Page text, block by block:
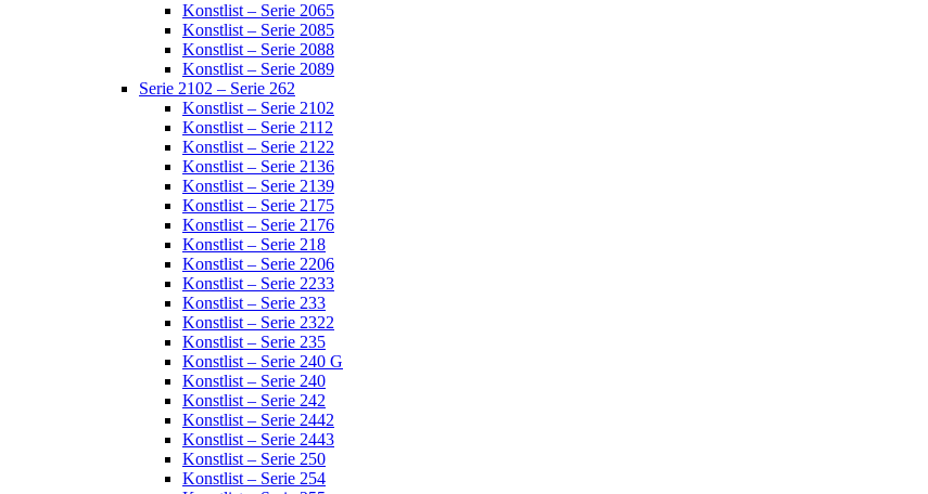
Konstlist – Serie 2065
Konstlist – Serie 2085
Konstlist – Serie 2088
Konstlist – Serie 2089
Serie 2102 – Serie 262
Konstlist – Serie 2102
Konstlist – Serie 2112
Konstlist – Serie 2122
Konstlist – Serie 2136
Konstlist – Serie 2139
Konstlist – Serie 2175
Konstlist – Serie 2176
Konstlist – Serie 218
Konstlist – Serie 2206
Konstlist – Serie 2233
Konstlist – Serie 233
Konstlist – Serie 2322
Konstlist – Serie 235
Konstlist – Serie 240 G
Konstlist – Serie 240
Konstlist – Serie 242
Konstlist – Serie 2442
Konstlist – Serie 2443
Konstlist – Serie 250
Konstlist – Serie 254